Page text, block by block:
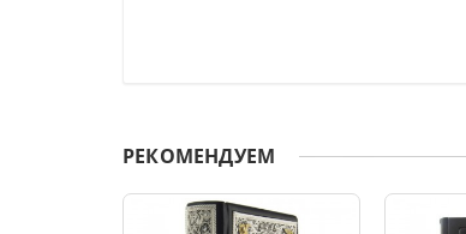
РЕКОМЕНДУЕМ